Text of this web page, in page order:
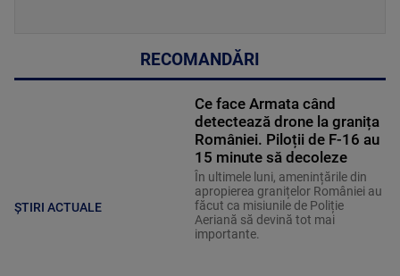
RECOMANDĂRI
ȘTIRI ACTUALE
Ce face Armata când
detectează drone la granița
României. Piloții de F-16 au
15 minute să decoleze
În ultimele luni, amenințările din
apropierea granițelor României au
făcut ca misiunile de Poliție
Aeriană să devină tot mai
importante.